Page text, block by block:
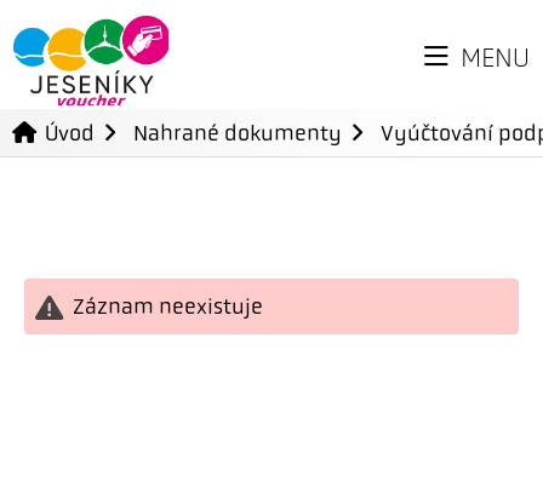
MENU
Úvod Nahrané dokumenty Vyúčtování
Záznam neexistuje